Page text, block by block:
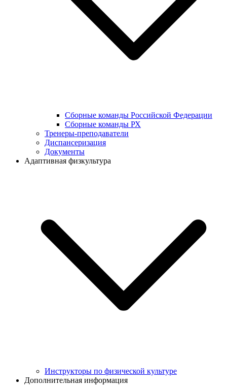
Сборные команды Российской Федерации
Сборные команды РХ
Тренеры-преподаватели
Диспансеризация
Документы
Адаптивная физкультура
Инструкторы по физической культуре
Дополнительная информация